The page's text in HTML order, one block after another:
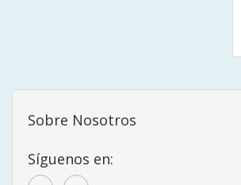
Sobre Nosotros
Síguenos en: